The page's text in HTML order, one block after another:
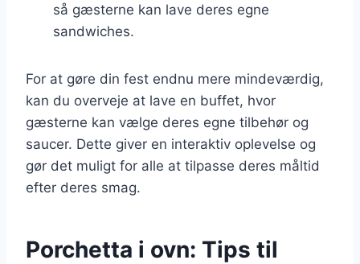
så gæsterne kan lave deres egne
sandwiches.
For at gøre din fest endnu mere mindeværdig,
kan du overveje at lave en buffet, hvor
gæsterne kan vælge deres egne tilbehør og
saucer. Dette giver en interaktiv oplevelse og
gør det muligt for alle at tilpasse deres måltid
efter deres smag.
Porchetta i ovn: Tips til